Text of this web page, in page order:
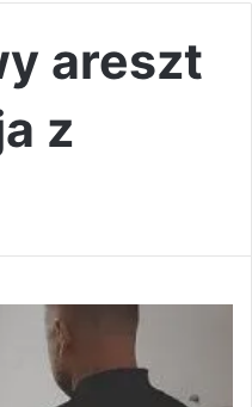
areszt
z